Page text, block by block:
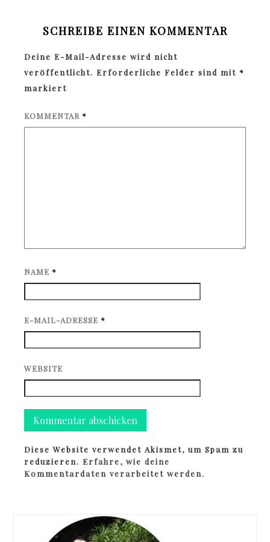
SCHREIBE EINEN KOMMENTAR
Deine E-Mail-Adresse wird nicht
veröffentlicht. Erforderliche Felder sind mit *
markiert
KOMMENTAR *
NAME *
E-MAIL-ADRESSE *
WEBSITE
Diese Website verwendet Akismet, um Spam zu
reduzieren.Erfahre, wie deine
Kommentardaten verarbeitet werden.